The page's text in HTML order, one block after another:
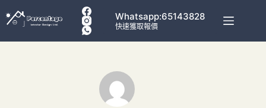
Whatsapp:65143828
快速獲取報價